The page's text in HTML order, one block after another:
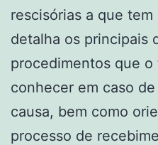
rescisórias a que
detalha os principais
procedimentos que
conhecer em caso
causa, bem como
processo de